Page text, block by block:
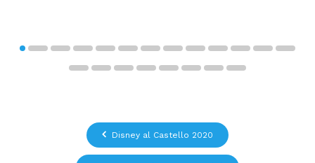
Disney al Castello 2020